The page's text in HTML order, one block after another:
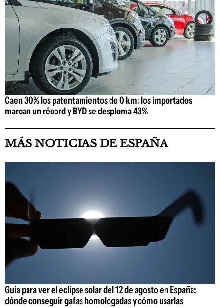
Caen 30% los patentamientos de 0 km: los importados
marcan un récord y BYD se desploma 43%
MÁS NOTICIAS DE ESPAÑA
Guía para ver el eclipse solar del 12 de agosto en España:
dónde conseguir gafas homologadas y cómo usarlas